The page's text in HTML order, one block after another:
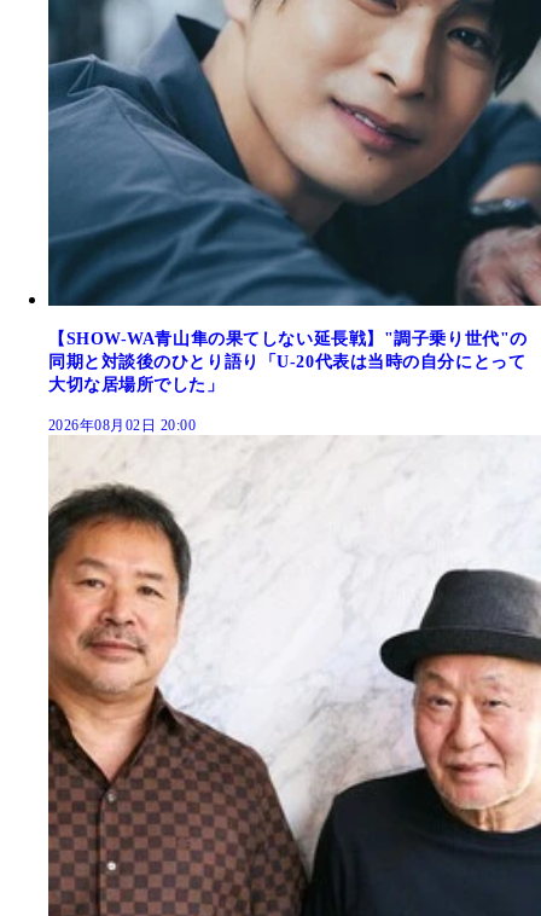
【SHOW-WA青山隼の果てしない延長戦】"調子乗り世代"の
同期と対談後のひとり語り「U-20代表は当時の自分にとって
大切な居場所でした」
2026年08月02日 20:00